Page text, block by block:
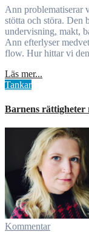
Ann problematiserar vuxnas roll i barns lek och balansen mellan att
stötta och störa. Den
undervisning, makt,
Ann efterlyser
flow. Hur hittar vi
Läs mer...
Tankar
Barnens
Kommentar